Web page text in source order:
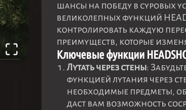
шансы на победу в суровых
великолепных функций
контролировать каждую
преимуществ, которые
Ключевые функции
Лутать через стены:
функцией лутания через
необходимые предметы,
даст вам возможность